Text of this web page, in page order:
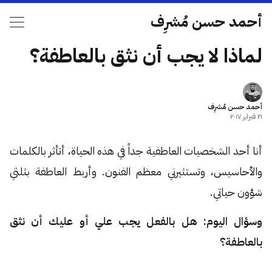
أحمد حسن مُشرِف
لماذا لا يجب أن نثق بالعاطفة؟
أحمد حسن مُشرِف
٢١ فبراير ٢٠١٧
أنا أحد الشخصيات العاطفية جداً في هذه الحياة، أتأثر بالكلمات
والأحاسيس، وتستثيرني معظم الفنون. وأربط العاطفة بثلثي
شؤون حياتي.
وسؤال اليوم: هل بالفعل يجب علي أو عليك أن نثق
بالعاطفة؟